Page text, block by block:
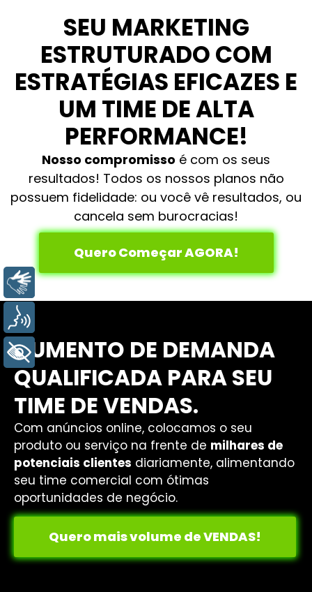
SEU MARKETING
ESTRUTURADO COM
ESTRATÉGIAS EFICAZES E
UM TIME DE ALTA
PERFORMANCE!
Nosso compromisso é com os seus
resultados! Todos os nossos planos não
possuem fidelidade: ou você vê resultados, ou
cancela sem burocracias!
Quero Começar AGORA!
AUMENTO DE DEMANDA
QUALIFICADA PARA SEU
TIME DE VENDAS.
Com anúncios online, colocamos o seu
produto ou serviço na frente de milhares de
potenciais clientes diariamente, alimentando
seu time comercial com ótimas
oportunidades de negócio.
Quero mais volume de VENDAS!
Libras
+ Acessibilidade